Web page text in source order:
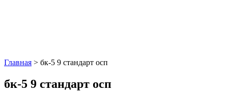
Главная > бк-5 9 стандарт осп
бк-5 9 стандарт осп